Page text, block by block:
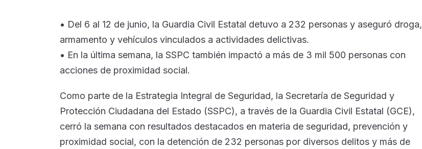
• Del 6 al 12 de junio, la Guardia Civil Estatal detuvo a 232 personas y aseguró droga,
armamento y vehículos vinculados a actividades delictivas.
• En la última semana, la SSPC también impactó a más de 3 mil 500 personas con
acciones de proximidad social.
Como parte de la Estrategia Integral de Seguridad, la Secretaría de Seguridad y
Protección Ciudadana del Estado (SSPC), a través de la Guardia Civil Estatal (GCE),
cerró la semana con resultados destacados en materia de seguridad, prevención y
proximidad social, con la detención de 232 personas por diversos delitos y más de